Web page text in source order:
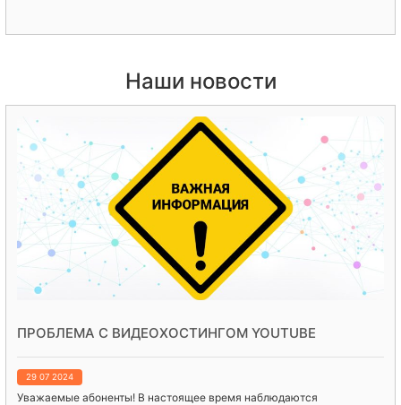
Наши новости
ПРОБЛЕМА С ВИДЕОХОСТИНГОМ YOUTUBE
29 07 2024
Уважаемые абоненты! В настоящее время наблюдаются